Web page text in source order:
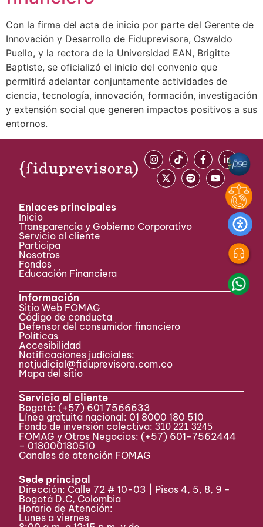
Con la firma del acta de inicio por parte del Gerente de
Innovación y Desarrollo de Fiduprevisora, Oswaldo
Puello, y la rectora de la Universidad EAN, Brigitte
Baptiste, se oficializó el inicio del convenio que
permitirá adelantar conjuntamente actividades de
ciencia, tecnología, innovación, formación, investigación
y extensión social que generen impactos positivos a sus
entornos.
Enlaces principales
Inicio
Transparencia y Gobierno Corporativo
Servicio al cliente
Participa ​
Nosotros
Fondos
Educación Financiera
Información
Sitio Web FOMAG
Código de conducta
Defensor del consumidor financiero
Políticas
Accesibilidad
Notificaciones judiciales:
notjudicial@fiduprevisora.com.co
Mapa del sitio
Servicio al cliente
Bogotá: (+57) 601 7566633
Línea gratuita nacional: 01 8000 180 510
Fondo de inversión colectiva:310 221 3245
FOMAG y Otros Negocios: (+57) 601-7562444
– 018000180510
Canales de atención FOMAG
Sede principal
Dirección: Calle 72 # 10-03 | Pisos 4, 5, 8, 9 -
Bogotá D.C, Colombia
Horario de Atención:
Lunes a viernes